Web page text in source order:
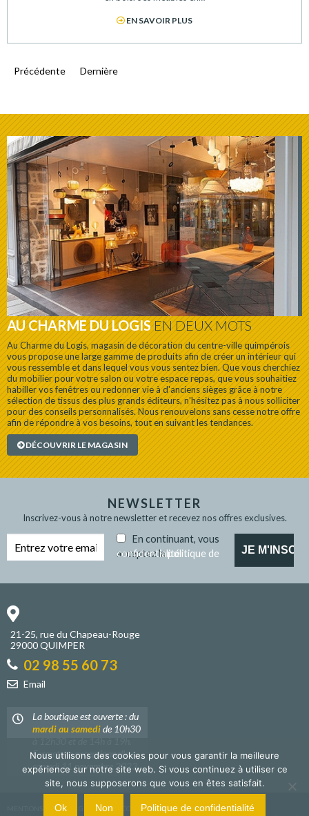
EN SAVOIR PLUS
Précédente Dernière
AU CHARME DU LOGISEN DEUX MOTS
Au Charme du Logis, magasin de décoration du centre-ville quimpérois
vous propose une large gamme de produits afin de créer un intérieur qui
vous ressemble et dans lequel vous vous sentez bien. Que vous cherchiez
du mobilier pour votre salon ou votre espace repas, que vous souhaitiez
habiller vos fenêtres ou redonner vie à d'anciens sièges grâce à notre
sélection de tissus des plus grands éditeurs, n'hésitez pas à nous solliciter
pour des conseils personnalisés. Nous renouvelons sans cesse notre offre
afin de répondre à vos besoins, tout en suivant les tendances.
DÉCOUVRIR LE MAGASIN
NEWSLETTER
Inscrivez-vous à notre newsletter et recevez nos offres exclusives.
En continuant, vous
acceptez la
politique de confidentialité
21-25, rue du Chapeau-Rouge
29000 QUIMPER
02 98 55 60 73
Email
La boutique est ouverte : du
mardi au samedide 10h30
Fermeture exceptionnelle
samedi 11 novembre 2023.
MENTIONS LÉGALES GESTION DES COOKIES| POLIQUE DE CONFIDENTIALITÉ
Nous utilisons des cookies pour vous garantir la meilleure
expérience sur notre site web. Si vous continuez à utiliser ce
site, nous supposerons que vous en êtes satisfait.
Ok Non Politique de confidentialité